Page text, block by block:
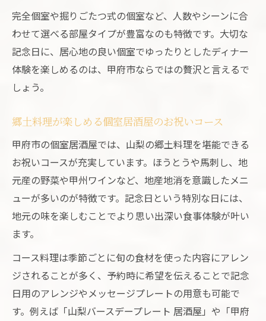
完全個室や掘りごたつ式の個室など、人数やシーンに合
わせて選べる部屋タイプが豊富なのも特徴です。大切な
記念日に、居心地の良い個室でゆったりとしたディナー
体験を楽しめるのは、甲府市ならではの贅沢と言えるで
しょう。
郷土料理が楽しめる個室居酒屋のお祝いコース
甲府市の個室居酒屋では、山梨の郷土料理を堪能できる
お祝いコースが充実しています。ほうとうや馬刺し、地
元産の野菜や甲州ワインなど、地産地消を意識したメニ
ューが多いのが特徴です。記念日という特別な日には、
地元の味を楽しむことでより思い出深い食事体験が叶い
ます。
コース料理は季節ごとに旬の食材を使った内容にアレン
ジされることが多く、予約時に希望を伝えることで記念
日用のアレンジやメッセージプレートの用意も可能で
す。例えば「山梨バースデープレート 居酒屋」や「甲府